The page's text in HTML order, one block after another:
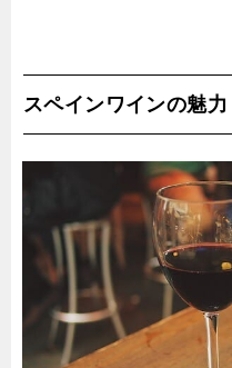
スペインワインの魅力